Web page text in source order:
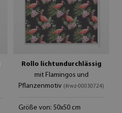
Rollo lichtundurchlässig
mit Flamingos und
Pflanzenmotiv (#rwz-00030724)
Größe von: 50x50 cm